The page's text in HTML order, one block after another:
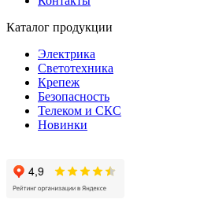
Каталог продукции
Электрика
Светотехника
Крепеж
Безопасность
Телеком и СКС
Новинки